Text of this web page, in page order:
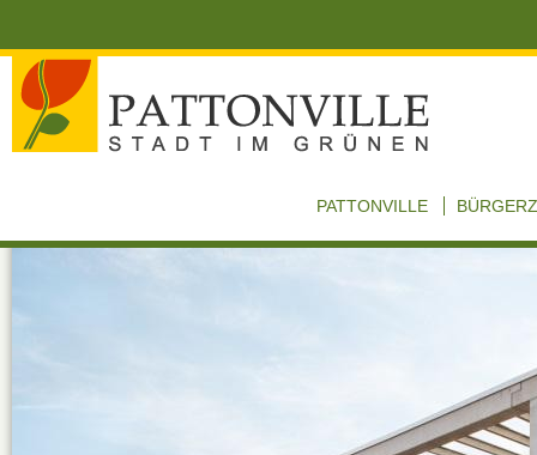
PATTONVILLE